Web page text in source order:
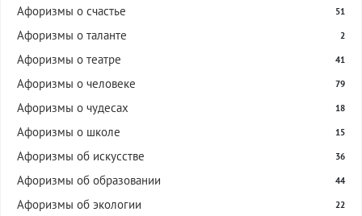
Афоризмы о счастье 51
Афоризмы о таланте 2
Афоризмы о театре 41
Афоризмы о человеке 79
Афоризмы о чудесах 18
Афоризмы о школе 15
Афоризмы об искусстве 36
Афоризмы об образовании 44
Афоризмы об экологии 22